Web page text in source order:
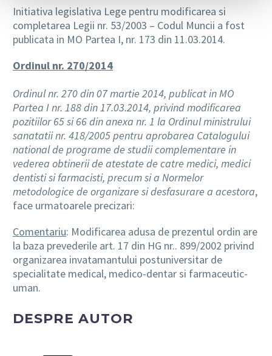
Initiativa legislativa Lege pentru modificarea si
completarea Legii nr. 53/2003 – Codul Muncii a fost
publicata in MO Partea I, nr. 173 din 11.03.2014.
Ordinul nr. 270/2014
Ordinul nr. 270 din 07 martie 2014, publicat in MO
Partea I nr. 188 din 17.03.2014, privind modificarea
pozitiilor 65 si 66 din anexa nr. 1 la Ordinul ministrului
sanatatii nr. 418/2005 pentru aprobarea Catalogului
national de programe de studii complementare in
vederea obtinerii de atestate de catre medici, medici
dentisti si farmacisti, precum si a Normelor
metodologice de organizare si desfasurare a acestora,
face urmatoarele precizari:
Comentariu: Modificarea adusa de prezentul ordin are
la baza prevederile art. 17 din HG nr.. 899/2002 privind
organizarea invatamantului postuniversitar de
specialitate medical, medico-dentar si farmaceutic-
uman.
DESPRE AUTOR